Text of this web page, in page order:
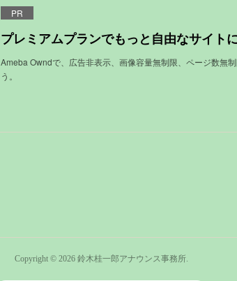
PR
プレミアムプランでもっと自由なサイト
Ameba Owndで、広告非表示、画像容量無制限、ページ数無
う。
Copyright © 2026 鈴木桂一郎アナウンス事務所.